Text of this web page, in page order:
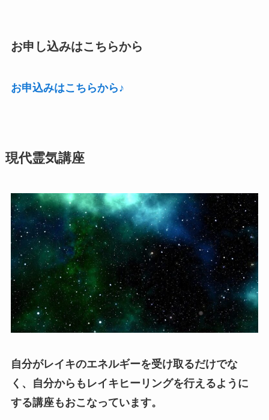
お申し込みはこちらから
お申込みはこちらから♪
現代霊気講座
自分がレイキのエネルギーを受け取るだけでな
く、自分からもレイキヒーリングを行えるように
する講座もおこなっています。